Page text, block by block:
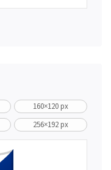
160×120 px
256×192 px